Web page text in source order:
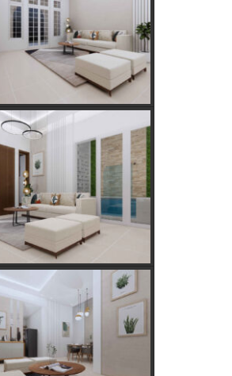
Jual Beli Tanah Adat: Regulasi,
Aman